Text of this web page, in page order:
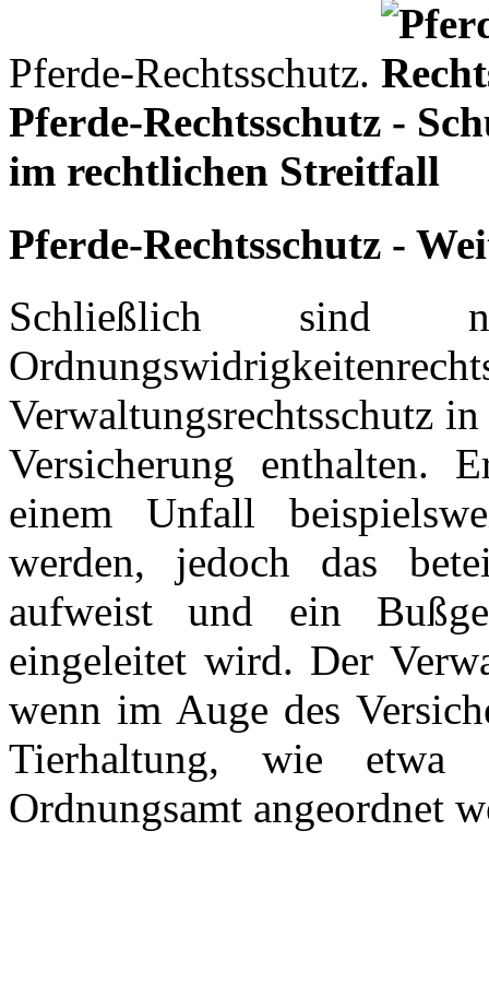
Pferde-Rechtsschutz.
Pferde-Rechtsschutz -
im rechtlichen Streitfall
Pferde-Rechtsschutz -
Schließlich
Verwaltungsrechtsschutz
Versicherung enthalten.
einem Unfall
werden, jedoch das
aufweist und ein
eingeleitet wird. Der
wenn im Auge des
Tierhaltung, wie etwa
Ordnungsamt angeordnet